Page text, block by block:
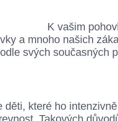
K vašim
a mnoho našich
svých současných
které ho